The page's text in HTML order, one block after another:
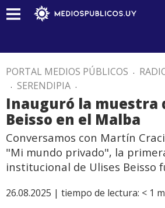
PORTAL MEDIOS PÚBLICOS .
. SERENDIPIA .
Inauguró la muestra
Beisso en el Malba
Conversamos con Martín
"Mi mundo privado", la
institucional de Ulises Beisso
26.08.2025 | tiempo de lectura: < 1